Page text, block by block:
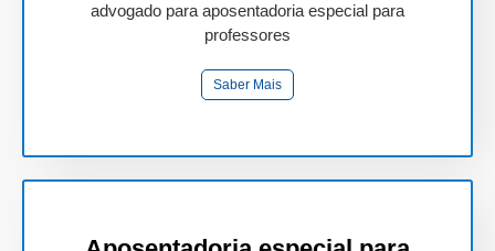
advogado para aposentadoria especial para
professores
Saber Mais